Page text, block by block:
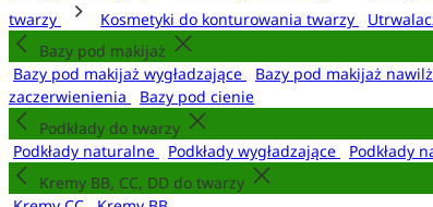
twarzy
Kosmetyki do konturowania twarzy
Bazy pod makijaż
Bazy pod makijaż wygładzające
Bazy pod makijaż
zaczerwienienia
Bazy pod cienie
Podkłady do twarzy
Podkłady naturalne
Podkłady wygładzające Podkłady
Kremy BB, CC, DD do twarzy